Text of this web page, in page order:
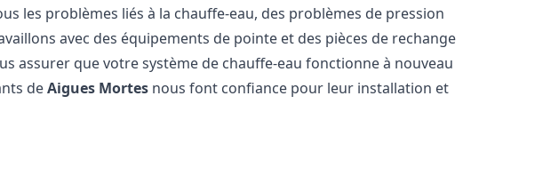
les problèmes liés à la chauffe-eau, des problèmes de pression
avec des équipements de pointe et des pièces de rechange
assurer que votre système de chauffe-eau fonctionne à nouveau
deAigues Mortes nous font confiance pour leur installation et